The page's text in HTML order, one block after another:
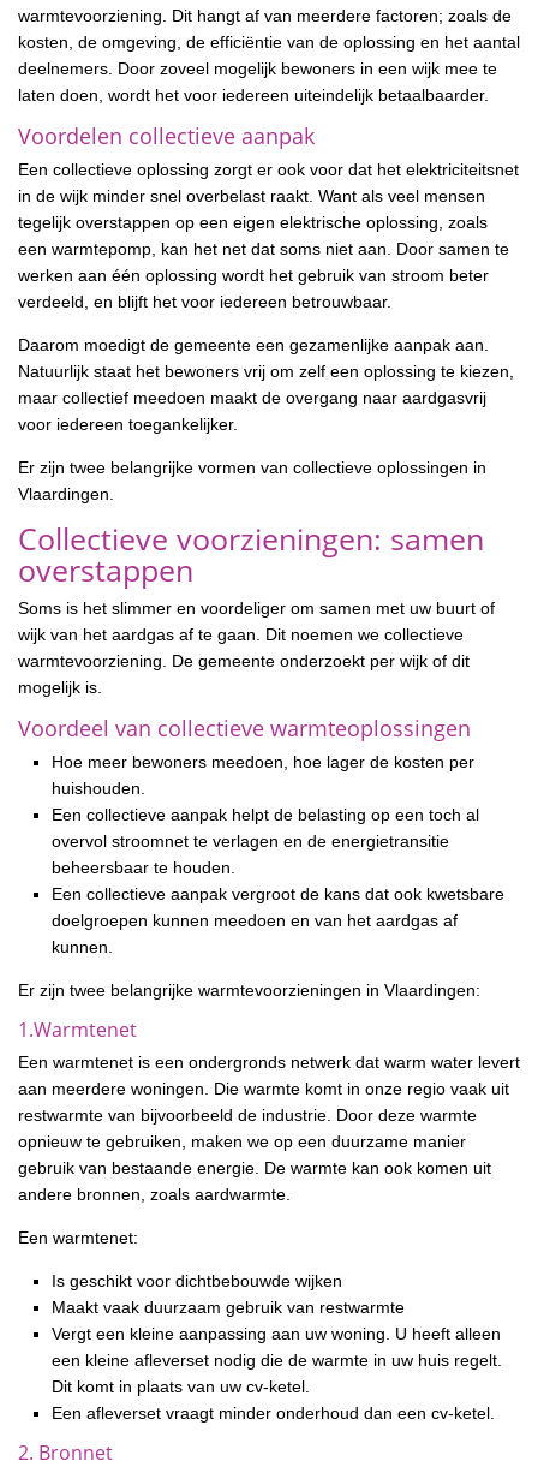
warmtevoorziening. Dit hangt af van meerdere factoren; zoals de
kosten, de omgeving, de efficiëntie van de oplossing en het aantal
deelnemers. Door zoveel mogelijk bewoners in een wijk mee te
laten doen, wordt het voor iedereen uiteindelijk betaalbaarder.
Voordelen collectieve aanpak
Een collectieve oplossing zorgt er ook voor dat het elektriciteitsnet
in de wijk minder snel overbelast raakt. Want als veel mensen
tegelijk overstappen op een eigen elektrische oplossing, zoals
een warmtepomp, kan het net dat soms niet aan. Door samen te
werken aan één oplossing wordt het gebruik van stroom beter
verdeeld, en blijft het voor iedereen betrouwbaar.
Daarom moedigt de gemeente een gezamenlijke aanpak aan.
Natuurlijk staat het bewoners vrij om zelf een oplossing te kiezen,
maar collectief meedoen maakt de overgang naar aardgasvrij
voor iedereen toegankelijker.
Er zijn twee belangrijke vormen van collectieve oplossingen in
Vlaardingen.
Collectieve voorzieningen: samen
overstappen
Soms is het slimmer en voordeliger om samen met uw buurt of
wijk van het aardgas af te gaan. Dit noemen we collectieve
warmtevoorziening. De gemeente onderzoekt per wijk of dit
mogelijk is.
Voordeel van collectieve warmteoplossingen
Hoe meer bewoners meedoen, hoe lager de kosten per
huishouden.
Een collectieve aanpak helpt de belasting op een toch al
overvol stroomnet te verlagen en de energietransitie
beheersbaar te houden.
Een collectieve aanpak vergroot de kans dat ook kwetsbare
doelgroepen kunnen meedoen en van het aardgas af
kunnen.
Er zijn twee belangrijke warmtevoorzieningen in Vlaardingen:
1.Warmtenet
Een warmtenet is een ondergronds netwerk dat warm water levert
aan meerdere woningen. Die warmte komt in onze regio vaak uit
restwarmte van bijvoorbeeld de industrie. Door deze warmte
opnieuw te gebruiken, maken we op een duurzame manier
gebruik van bestaande energie. De warmte kan ook komen uit
andere bronnen, zoals aardwarmte.
Een warmtenet:
Is geschikt voor dichtbebouwde wijken
Maakt vaak duurzaam gebruik van restwarmte
Vergt een kleine aanpassing aan uw woning. U heeft alleen
een kleine afleverset nodig die de warmte in uw huis regelt.
Dit komt in plaats van uw cv-ketel.
Een afleverset vraagt minder onderhoud dan een cv-ketel.
2. Bronnet